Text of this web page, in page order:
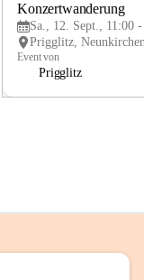
Konzertwanderung
Sa., 12. Sept., 11:00
Event von
Prigglitz